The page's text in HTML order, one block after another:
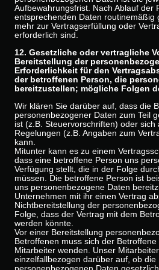
Aufbewahrungsfrist. Nach Ablauf der
entsprechenden Daten routinemäßig
mehr zur Vertragserfüllung oder
erforderlich sind.
12. Gesetzliche oder vertragliche
Bereitstellung der
Erforderlichkeit für den
der betroffenen Person, die
bereitzustellen; mögliche Folgen
Wir klären Sie darüber auf, dass die
personenbezogener Daten zum Teil
ist (z.B. Steuervorschriften) oder sich
Regelungen (z.B. Angaben zum
kann.
Mitunter kann es zu einem
dass eine betroffene Person uns
Verfügung stellt, die in der Folge
müssen. Die betroffene Person ist
uns personenbezogene Daten
Unternehmen mit ihr einen Vertrag
Nichtbereitstellung der
Folge, dass der Vertrag mit dem
werden könnte.
Vor einer Bereitstellung
Betroffenen muss sich der
Mitarbeiter wenden. Unser
einzelfallbezogen darüber auf, ob die